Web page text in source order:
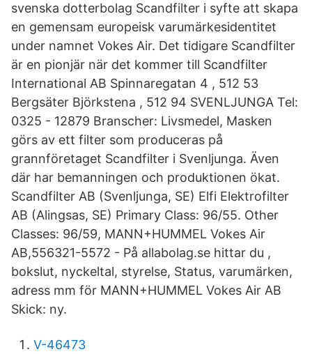
svenska dotterbolag Scandfilter i syfte att skapa
en gemensam europeisk varumärkesidentitet
under namnet Vokes Air. Det tidigare Scandfilter
är en pionjär när det kommer till Scandfilter
International AB Spinnaregatan 4 , 512 53
Bergsäter Björkstena , 512 94 SVENLJUNGA Tel:
0325 - 12879 Branscher: Livsmedel, Masken
görs av ett filter som produceras på
grannföretaget Scandfilter i Svenljunga. Även
där har bemanningen och produktionen ökat.
Scandfilter AB (Svenljunga, SE) Elfi Elektrofilter
AB (Alingsas, SE) Primary Class: 96/55. Other
Classes: 96/59, MANN+HUMMEL Vokes Air
AB,556321-5572 - På allabolag.se hittar du ,
bokslut, nyckeltal, styrelse, Status, varumärken,
adress mm för MANN+HUMMEL Vokes Air AB
Skick: ny.
V-46473